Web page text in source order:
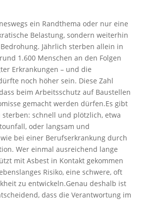
ein Randthema oder nur eine
Belastung, sondern weiterhin
Jährlich sterben allein in
1.600 Menschen an den Folgen
Erkrankungen – und die
noch höher sein. Diese Zahl
beim Arbeitsschutz auf Baustellen
gemacht werden dürfen.Es gibt
sterben: schnell und plötzlich, etwa
oder langsam und
bei einer Berufserkrankung durch
Wer einmal ausreichend lange
mit Asbest in Kontakt gekommen
Risiko, eine schwere, oft
zu entwickeln.Genau deshalb ist
dass die Verantwortung im